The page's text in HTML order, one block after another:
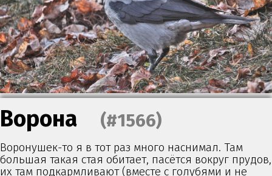
Ворона (#1566)
Воронушек-то я в тот раз много наснимал. Там
большая такая стая обитает, пасётся вокруг прудов,
их там подкармливают (вместе с голубями и не